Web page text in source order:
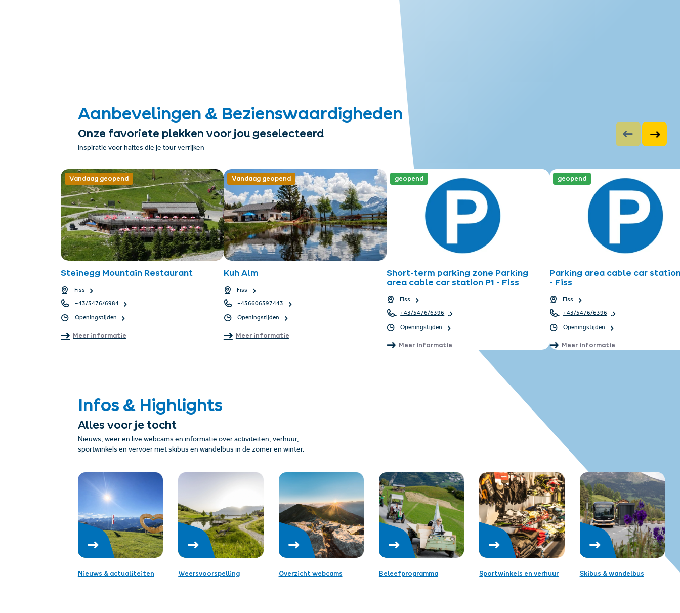
Aanbevelingen & Bezienswaardigheden
Onze favoriete plekken voor jou geselecteerd
Inspiratie voor haltes die je tour verrijken
Vandaag geopend
Steinegg Mountain Restaurant
Fiss
+43/5476/6984
Openingstijden
Meer informatie
Vandaag geopend
Kuh Alm
Fiss
+436606597443
Openingstijden
Meer informatie
geopend
Short-term parking zone Parking
area cable car station P1 - Fiss
Fiss
+43/5476/6396
Openingstijden
Meer informatie
geopend
Parking area cable car station
- Fiss
Fiss
+43/5476/6396
Openingstijden
Meer informatie
Infos & Highlights
Alles voor je tocht
Nieuws, weer en live webcams en informatie over activiteiten, verhuur,
sportwinkels en vervoer met skibus en wandelbus in de zomer en winter.
Nieuws & actualiteiten Weersvoorspelling Overzicht webcams Beleefprogramma Sportwinkels en verhuur Skibus & wandelbus